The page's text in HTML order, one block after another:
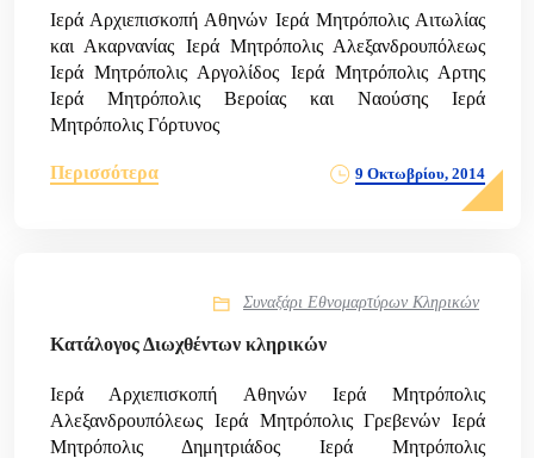
Ιερά Αρχιεπισκοπή Αθηνών Ιερά Μητρόπολις Αιτωλίας
και Ακαρνανίας Ιερά Μητρόπολις Αλεξανδρουπόλεως
Ιερά Μητρόπολις Αργολίδος Ιερά Μητρόπολις Αρτης
Ιερά Μητρόπολις Βεροίας και Ναούσης Ιερά
Μητρόπολις Γόρτυνος
Περισσότερα 9 Οκτωβρίου, 2014
Συναξάρι Εθνομαρτύρων Κληρικών
Κατάλογος Διωχθέντων κληρικών
Ιερά Αρχιεπισκοπή Αθηνών Ιερά Μητρόπολις
Αλεξανδρουπόλεως Ιερά Μητρόπολις Γρεβενών Ιερά
Μητρόπολις Δημητριάδος Ιερά Μητρόπολις